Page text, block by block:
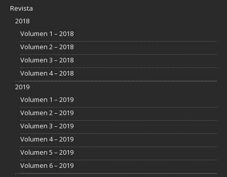
Revista
2018
Volumen 1 – 2018
Volumen 2 – 2018
Volumen 3 – 2018
Volumen 4 – 2018
2019
Volumen 1 – 2019
Volumen 2 – 2019
Volumen 3 – 2019
Volumen 4 – 2019
Volumen 5 – 2019
Volumen 6 – 2019